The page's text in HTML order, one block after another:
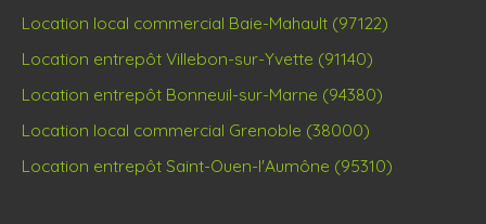
Location local commercial Baie-Mahault (97122)
Location entrepôt Villebon-sur-Yvette (91140)
Location entrepôt Bonneuil-sur-Marne (94380)
Location local commercial Grenoble (38000)
Location entrepôt Saint-Ouen-l'Aumône (95310)